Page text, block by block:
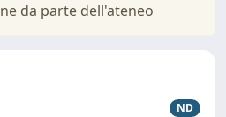
da parte dell'ateneo
ND